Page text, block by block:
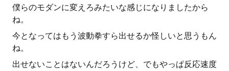
僕らのモダンに変えろみたいな感じになりましたから
ね。
今となってはもう波動拳すら出せるか怪しいと思うもん
ね。
出せないことはないんだろうけど、でもやっぱ反応速度